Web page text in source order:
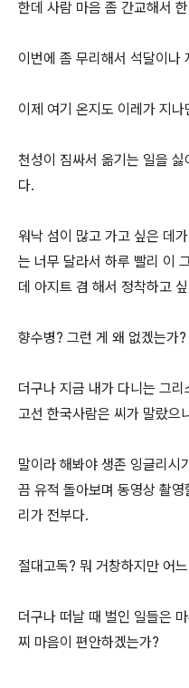
한데 사람 마음 좀 간교해서
이번에 좀 무리해서 석달이나
이제 여기 온지도 이레가 지나
천성이 짐싸서 옮기는 일을
다.
워낙 섬이 많고 가고 싶은 데
는 너무 달라서 하루 빨리 이
데 아지트 겸 해서 정착하고
향수병? 그런 게 왜 없겠는가?
더구나 지금 내가 다니는 그
고선 한국사람은 씨가 말랐으니
말이라 해봐야 생존 잉글리시
끔 유적 돌아보며 동영상 촬
리가 전부다.
절대고독? 뭐 거창하지만 어
더구나 떠날 때 벌인 일들은
찌 마음이 편안하겠는가?